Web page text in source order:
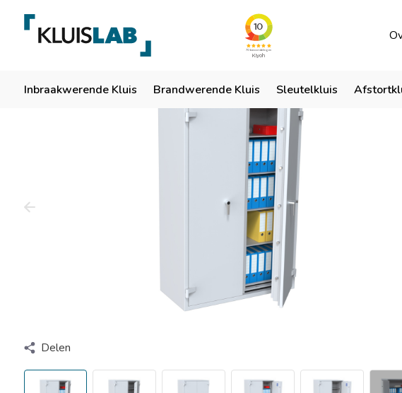
Inbraakwerende Kluis Brandwerende Kluis Sleutelkluis
Ruim 50 jaar ervaring
Delen